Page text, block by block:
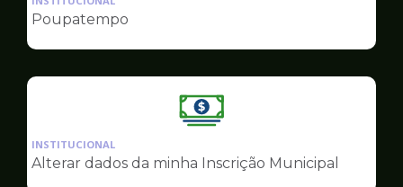
Finanças
Poupatempo
Ilustração
pagina
INSTITUCIONAL
Alterar dados da minha Inscrição Municipal